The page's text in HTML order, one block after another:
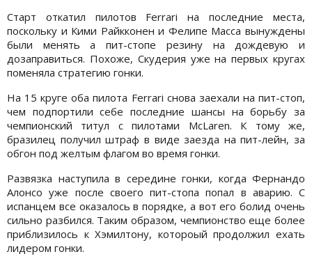
Старт откатил пилотов Ferrari на последние места,
поскольку и Кими Райкконен и Фелипе Масса вынуждены
были менять а пит-стопе резину на дождевую и
дозаправиться. Похоже, Скудерия уже на первых кругах
поменяла стратегию гонки.
На 15 круге оба пилота Ferrari снова заехали на пит-стоп,
чем подпортили себе последние шансы на борьбу за
чемпионский титул с пилотами McLaren. К тому же,
бразилец получил штраф в виде заезда на пит-лейн, за
обгон под желтым флагом во время гонки.
Развязка наступила в середине гонки, когда Фернандо
Алонсо уже после своего пит-стопа попал в аварию. С
испанцем все оказалось в порядке, а вот его болид очень
сильно разбился. Таким образом, чемпионство еще более
приблизилось к Хэмилтону, котороый продолжил ехать
лидером гонки.